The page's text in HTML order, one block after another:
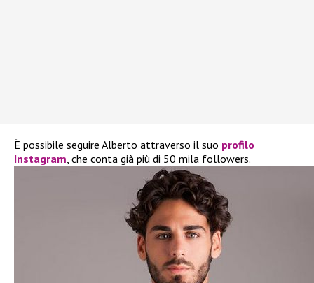
È possibile seguire Alberto attraverso il suo profilo
Instagram, che conta già più di 50 mila followers.